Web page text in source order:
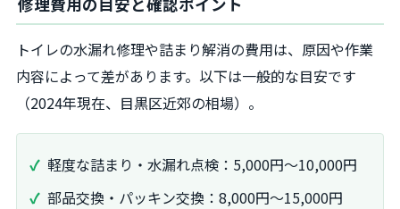
トイレの水漏れ修理や詰まり解消の費用は、原因や作業
内容によって差があります。以下は一般的な目安です
（2024年現在、目黒区近郊の相場）。
軽度な詰まり・水漏れ点検：5,000円〜10,000円
部品交換・パッキン交換：8,000円〜15,000円